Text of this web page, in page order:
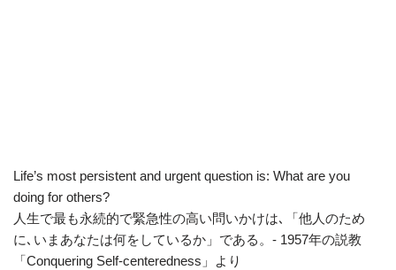
Life’s most persistent and urgent question is: What are you
doing for others?
人生で最も永続的で緊急性の高い問いかけは､「他人のため
に､いまあなたは何をしているか」である。- 1957年の説教
「Conquering Self-centeredness」より